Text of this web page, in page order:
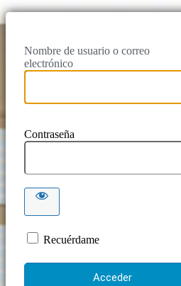
Nombre de usuario o correo
electrónico
Contraseña
Recuérdame